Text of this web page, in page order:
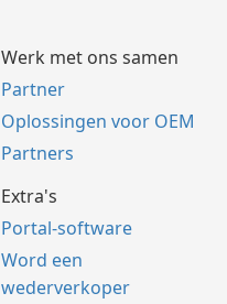
Werk met ons samen
Partner
Oplossingen voor OEM
Partners
Extra's
Portal-software
Word een
wederverkoper